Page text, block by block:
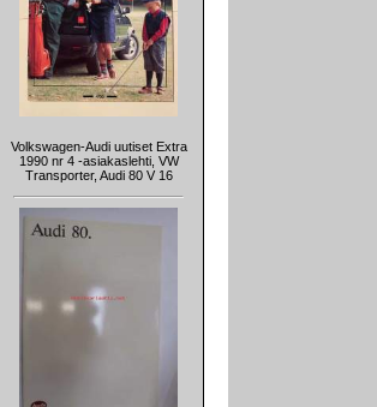
Volkswagen-Audi uutiset Extra
1990 nr 4 -asiakaslehti, VW
Transporter, Audi 80 V 16